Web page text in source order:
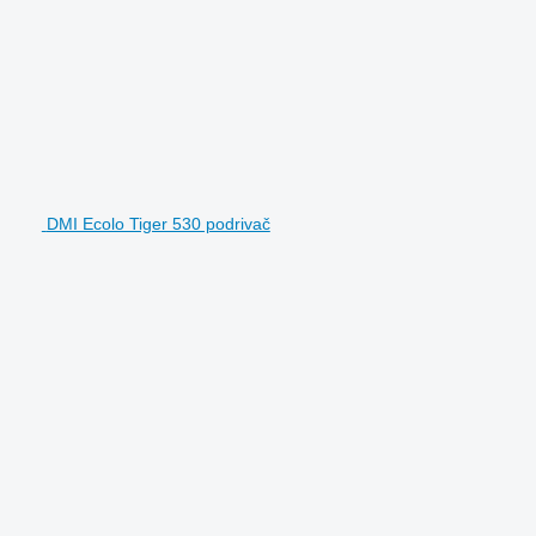
DMI Ecolo Tiger 530 podrivač